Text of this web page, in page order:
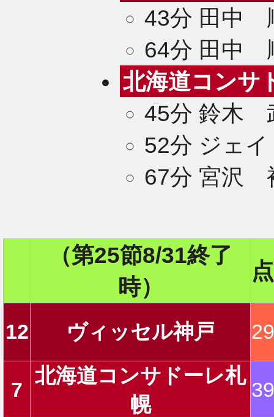
43分 田中
64分 田中
北海道コンサ
45分 鈴木
52分 ジェイ
67分 宮沢
（第25節8/31終了
時）
点
12 ヴィッセル神戸 29
7
北海道コンサドーレ札
幌
39